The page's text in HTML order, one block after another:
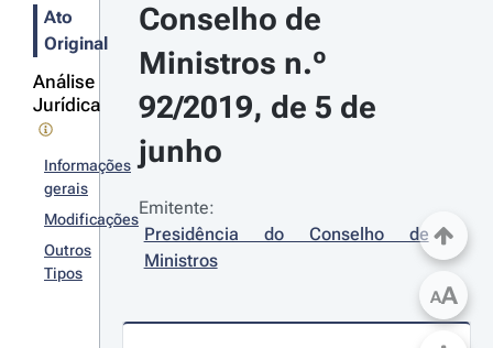
Ato
Original
Análise
Jurídica
Informações
gerais
Modificações
Outros
Tipos
Conselho de
Ministros n.º
92/2019, de 5 de
junho
Emitente:
Presidência do Conselho de
Ministros
AA